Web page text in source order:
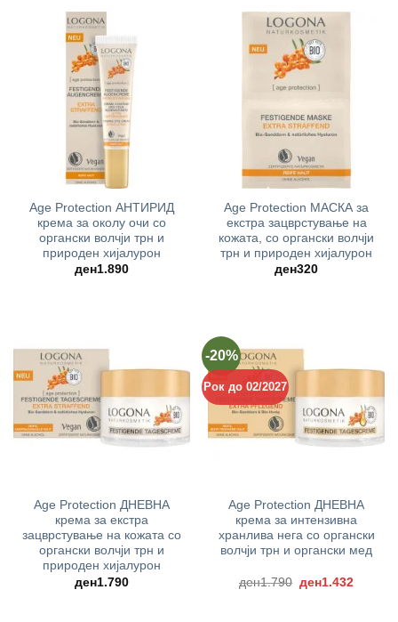
Age Protection АНТИРИД
крема за околу очи со
органски волчји трн и
природен хијалурон
ден1.890
Age Protection МАСКА за
екстра зацврстување на
кожата, со органски волчји
трн и природен хијалурон
ден320
Age Protection ДНЕВНА
крема за екстра
зацврстување на кожата со
органски волчји трн и
природен хијалурон
ден1.790
-20%
Рок до 02/2027
Age Protection ДНЕВНА
крема за интензивна
хранлива нега со органски
волчји трн и органски мед
ден1.790
Original
price
ден1.432